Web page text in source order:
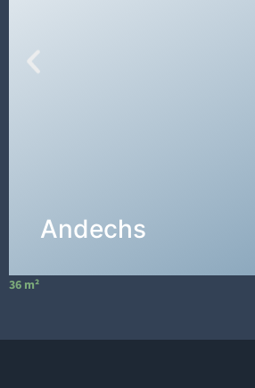
Andechs
DETALJER →
36 m²